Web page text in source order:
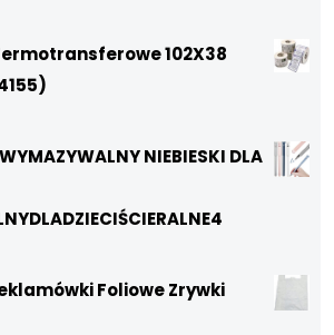
102X38
NIEBIESKI DLA
Foliowe Zrywki